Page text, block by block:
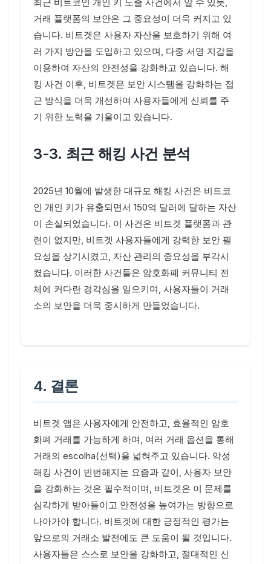
거래 플랫폼의 보안은 그 중요성이 더욱 커지고 있
습니다. 비트겟은 사용자 자산을 보호하기 위해 여
러 가지 방안을 도입하고 있으며, 다중 서명 지갑을
이용하여 자산의 안전성을 강화하고 있습니다. 해
킹 사건 이후, 비트겟은 보안 시스템을 강화하는 접
근 방식을 더욱 개선하여 사용자들에게 신뢰를 주
기 위한 노력을 기울이고 있습니다.
3-3. 최근 해킹 사건 분석
2025년 10월에 발생한 대규모 해킹 사건은 비트코
인 개인 키가 유출되면서 150억 달러에 달하는 자산
이 손실되었습니다. 이 사건은 비트겟 플랫폼과 관
련이 없지만, 비트겟 사용자들에게 강력한 보안 필
요성을 상기시켰고, 자산 관리의 중요성을 부각시
켰습니다. 이러한 사건들은 암호화폐 커뮤니티 전
체에 커다란 경각심을 일으키며, 사용자들이 거래
소의 보안을 더욱 중시하게 만들었습니다.
4. 결론
비트겟 앱은 사용자에게 안전하고, 효율적인 암호
화폐 거래를 가능하게 하며, 여러 거래 옵션을 통해
거래의 escolha(선택)을 넓혀주고 있습니다. 악성
해킹 사건이 빈번해지는 요즘과 같이, 사용자 보안
을 강화하는 것은 필수적이며, 비트겟은 이 문제를
심각하게 받아들이고 안전성을 높여가는 방향으로
나아가야 합니다. 비트겟에 대한 긍정적인 평가는
앞으로의 거래소 발전에도 큰 도움이 될 것입니다.
사용자들은 스스로 보안을 강화하고, 절대적인 신